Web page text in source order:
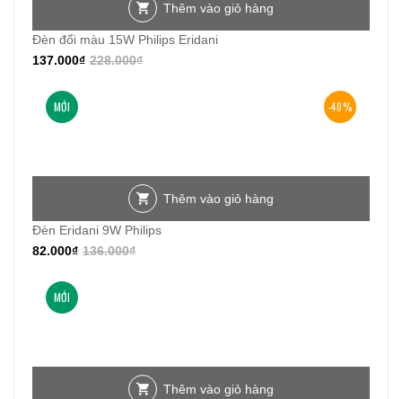
Thêm vào giỏ hàng
Đèn đổi màu 15W Philips Eridani
228.000₫
137.000₫
-40%
MỚI
Thêm vào giỏ hàng
Đèn Eridani 9W Philips
136.000₫
82.000₫
MỚI
Thêm vào giỏ hàng